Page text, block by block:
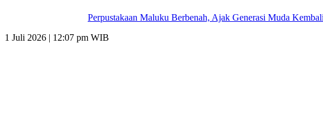
Perpustakaan Maluku Berbenah, Ajak Generasi Muda
1 Juli 2026 | 12:07 pm WIB